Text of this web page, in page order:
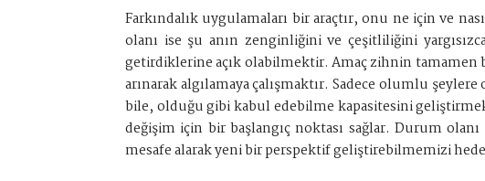
Farkındalık uygulamaları bir araçtır, onu ne için ve
olanı ise şu anın zenginliğini ve çeşitliliğini
getirdiklerine açık olabilmektir. Amaç zihnin
arınarak algılamaya çalışmaktır. Sadece olumlu
bile, olduğu gibi kabul edebilme kapasitesini
değişim için bir başlangıç noktası sağlar. Durum
mesafe alarak yeni bir perspektif geliştirebilmemizi